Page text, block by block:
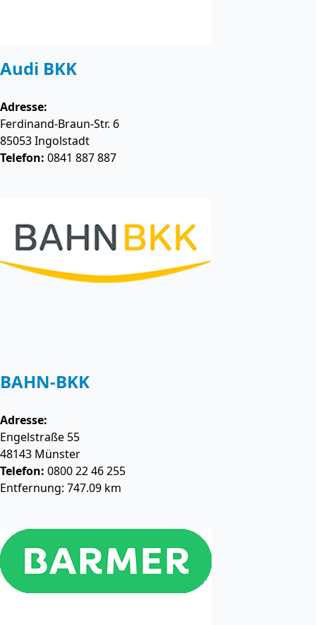
Audi BKK
Adresse:
Ferdinand-Braun-Str. 6
85053Ingolstadt
Telefon: 0841 887 887
BAHN-BKK
Adresse:
Engelstraße 55
48143 Münster
Telefon: 0800 22 46 255
Entfernung: 747.09 km